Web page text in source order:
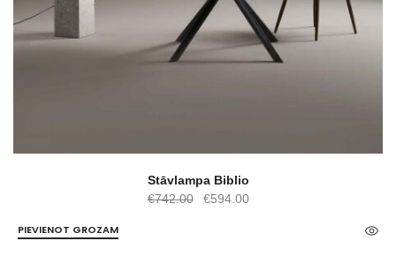
Stāvlampa Biblio
€742.00
Original
€594.00Current
PIEVIENOT GROZAM